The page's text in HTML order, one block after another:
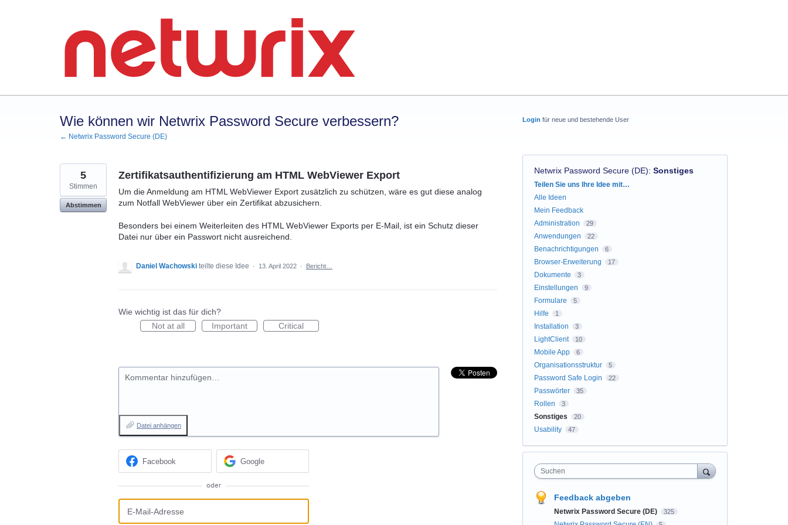
Wie können wir Netwrix Password Secure verbessern?
← Netwrix Password Secure (DE)
Zertifikatsauthentifizierung am HTML WebViewer Export
Um die Anmeldung am HTML WebViewer Export zusätzlich zu schützen, wäre es gut diese analog
zum Notfall WebViewer über ein Zertifikat abzusichern.
Besonders bei einem Weiterleiten des HTML WebViewer Exports per E-Mail, ist ein Schutz dieser
Datei nur über ein Passwort nicht ausreichend.
5
Stimmen
Abstimmen
Daniel Wachowski teilte diese Idee · 13. April 2022 · Bericht…
Wie wichtig ist das für dich?
Not at all
Important Critical
Kommentar hinzufügen…
Datei anhängen
Facebook Google
oder
Login für neue und bestehende User
Netwrix Password Secure (DE): Sonstiges
Kategorien
Teilen Sie uns Ihre Idee mit…
Alle Ideen
Mein Feedback
Administration
29
Anwendungen 22
Benachrichtigungen 6
Browser-Erweiterung 17
Dokumente 3
Einstellungen 9
Formulare 5
Hilfe 1
Installation 3
LightClient 10
Mobile App 6
Organisationsstruktur 5
Password Safe Login 22
Passwörter 35
Rollen 3
Sonstiges 20
Usability 47
Suchen
Feedback abgeben
Netwrix Password Secure (DE) 325